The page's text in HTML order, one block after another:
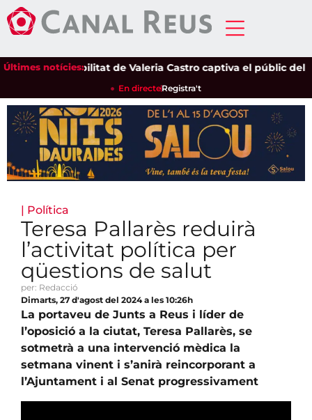
Últimes notícies:
La sensibilitat de Valeria Castro captiva el públic del
En directeRegistra't
| Política
Teresa Pallarès reduirà
l’activitat política per
qüestions de salut
per: Redacció
Dimarts, 27 d'agost del 2024 a les 10:26h
La portaveu de Junts a Reus i líder de
l’oposició a la ciutat, Teresa Pallarès, se
sotmetrà a una intervenció mèdica la
setmana vinent i s’anirà reincorporant a
l’Ajuntament i al Senat progressivament